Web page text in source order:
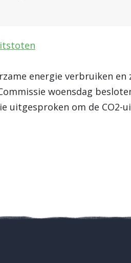
energie verbruiken en
woensdag
uitgesproken om de